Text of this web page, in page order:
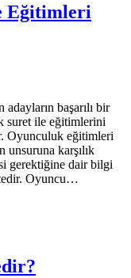
Eğitimleri
başarılı bir
suret ile eğitimlerini
Oyunculuk eğitimleri
unsuruna karşılık
gerektiğine dair bilgi
Oyuncu…